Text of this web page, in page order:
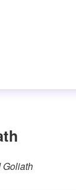
Goliath